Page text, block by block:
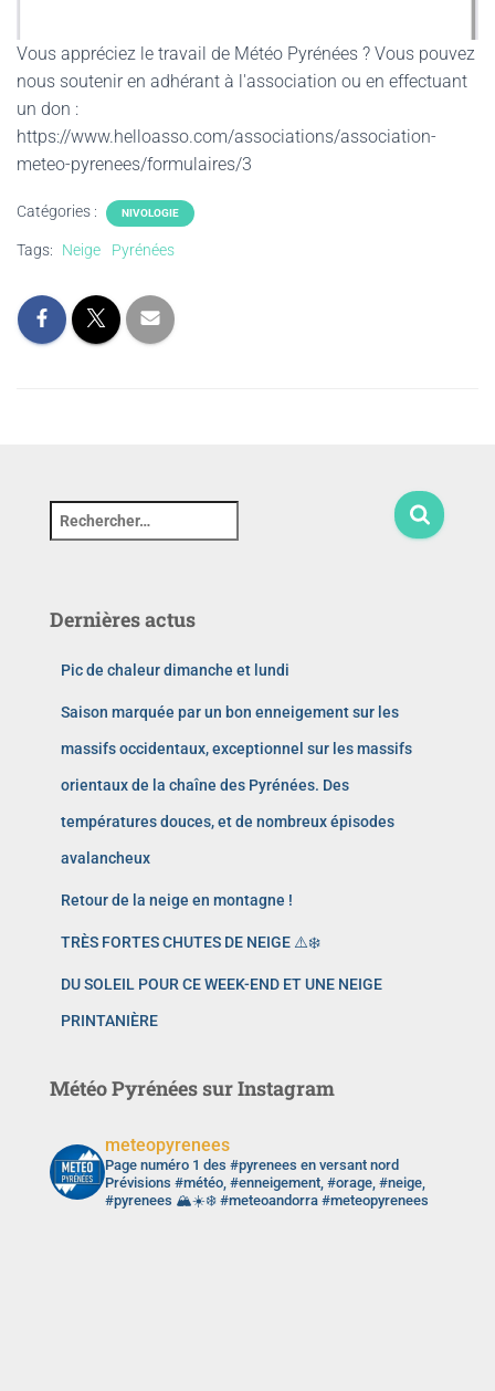
Vous appréciez le travail de Météo Pyrénées ? Vous pouvez
nous soutenir en adhérant à l'association ou en effectuant
un don :
https://www.helloasso.com/associations/association-
meteo-pyrenees/formulaires/3
Catégories : NIVOLOGIE
Tags: Neige Pyrénées
Dernières actus
Pic de chaleur dimanche et lundi
Saison marquée par un bon enneigement sur les
massifs occidentaux, exceptionnel sur les massifs
orientaux de la chaîne des Pyrénées. Des
températures douces, et de nombreux épisodes
avalancheux
Retour de la neige en montagne !
TRÈS FORTES CHUTES DE NEIGE ⚠️❄️
DU SOLEIL POUR CE WEEK-END ET UNE NEIGE
PRINTANIÈRE
Météo Pyrénées sur Instagram
meteopyrenees
Page numéro 1 des #pyrenees en versant nord
Prévisions #météo, #enneigement, #orage, #neige,
#pyrenees 🏔️☀️❄️ #meteoandorra #meteopyrenees